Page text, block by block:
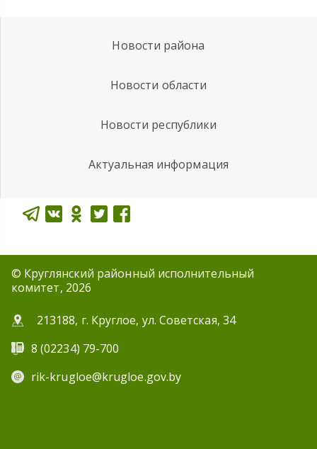
Новости района
Новости области
Новости республики
Актуальная информация
© Круглянский районный исполнительный
комитет, 2026
213188, г. Круглое, ул. Советская, 34
8 (02234) 79-700
rik-krugloe@krugloe.gov.by